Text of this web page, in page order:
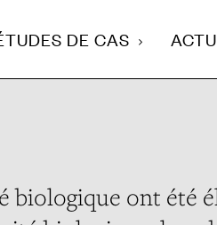
DE CAS
biologique ont été